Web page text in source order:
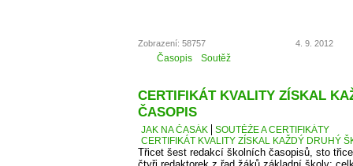
Zobrazení: 58757 4. 9. 2012
Časopis Soutěž
CERTIFIKÁT KVALITY ZÍSKAL
ČASOPIS
JAK NA ČASÁK
SOUTĚŽE A CERTIFIKÁTY
CERTIFIKÁT KVALITY ZÍSKAL KAŽDÝ DRUHÝ
Třicet šest redakcí školních časopisů, sto